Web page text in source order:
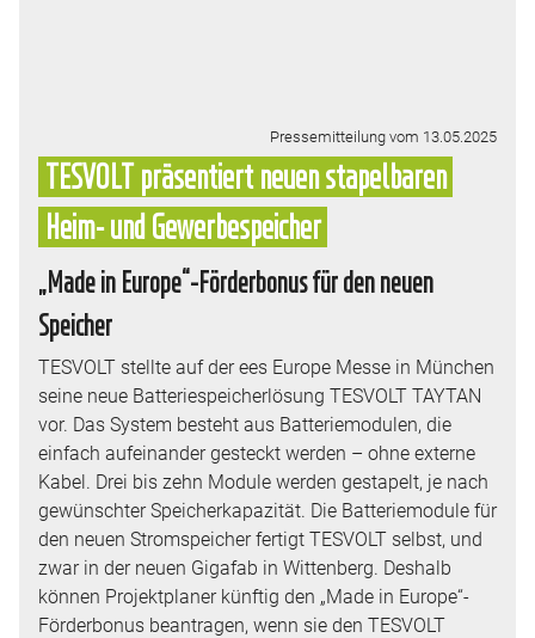
Pressemitteilung vom 13.05.2025
TESVOLT präsentiert neuen stapelbaren
Heim- und Gewerbespeicher
„Made in Europe“-Förderbonus für den neuen
Speicher
TESVOLT stellte auf der ees Europe Messe in München
seine neue Batteriespeicherlösung TESVOLT TAYTAN
vor. Das System besteht aus Batteriemodulen, die
einfach aufeinander gesteckt werden – ohne externe
Kabel. Drei bis zehn Module werden gestapelt, je nach
gewünschter Speicherkapazität. Die Batteriemodule für
den neuen Stromspeicher fertigt TESVOLT selbst, und
zwar in der neuen Gigafab in Wittenberg. Deshalb
können Projektplaner künftig den „Made in Europe“-
Förderbonus beantragen, wenn sie den TESVOLT